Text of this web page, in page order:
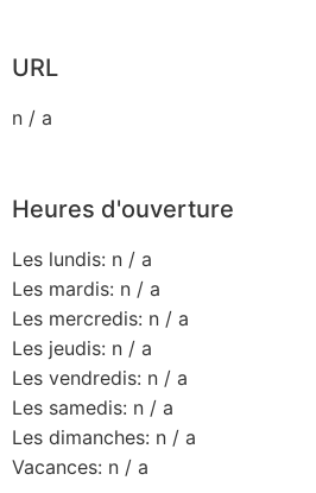
URL
n / a
Heures d'ouverture
Les lundis: n / a
Les mardis: n / a
Les mercredis: n / a
Les jeudis: n / a
Les vendredis: n / a
Les samedis: n / a
Les dimanches: n / a
Vacances: n / a